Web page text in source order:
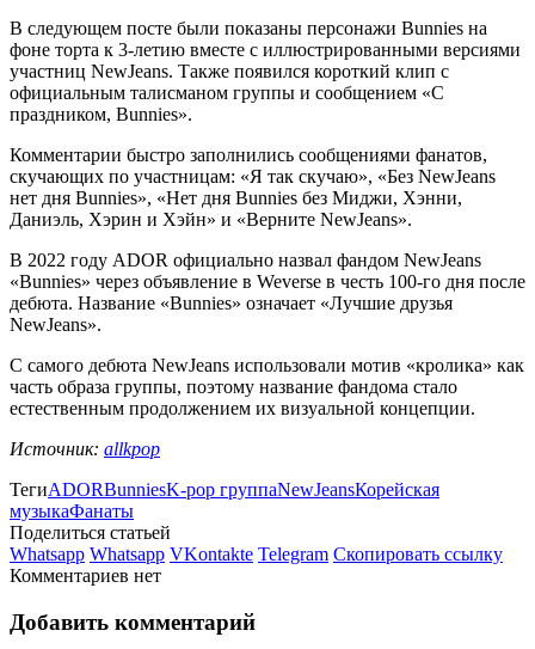
В следующем посте были показаны персонажи Bunnies на
фоне торта к 3-летию вместе с иллюстрированными версиями
участниц NewJeans. Также появился короткий клип с
официальным талисманом группы и сообщением «С
праздником, Bunnies».
Комментарии быстро заполнились сообщениями фанатов,
скучающих по участницам: «Я так скучаю», «Без NewJeans
нет дня Bunnies», «Нет дня Bunnies без Миджи, Хэнни,
Даниэль, Хэрин и Хэйн» и «Верните NewJeans».
В 2022 году ADOR официально назвал фандом NewJeans
«Bunnies» через объявление в Weverse в честь 100-го дня после
дебюта. Название «Bunnies» означает «Лучшие друзья
NewJeans».
С самого дебюта NewJeans использовали мотив «кролика» как
часть образа группы, поэтому название фандома стало
естественным продолжением их визуальной концепции.
Источник: allkpop
ТегиADORBunniesK-pop группаNewJeansКорейская
музыкаФанаты
Поделиться статьей
Whatsapp Whatsapp VKontakte Telegram Скопировать ссылку
Комментариев нет
Добавить комментарий